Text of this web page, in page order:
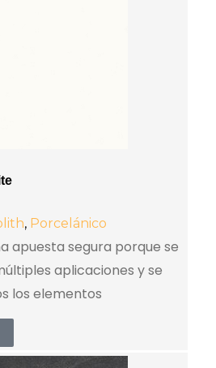
, Porcelánico
apuesta segura porque se
aplicaciones y se
los elementos